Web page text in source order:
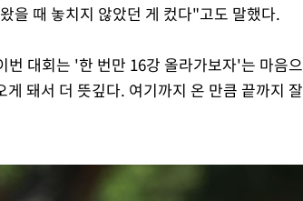
을 때 놓치지 않았던 게 컸다"고도 말했다.
대회는 '한 번만 16강 올라가보자'는 마음으
돼서 더 뜻깊다. 여기까지 온 만큼 끝까지 잘